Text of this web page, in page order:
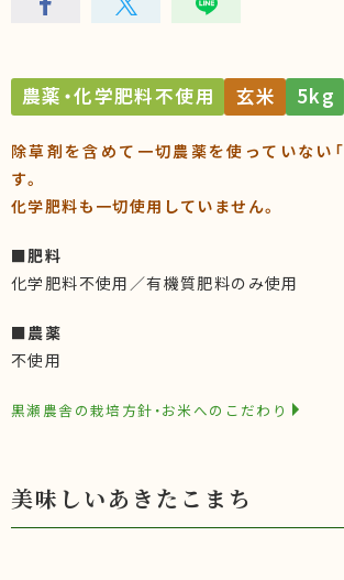
農薬・化学肥料不使用 玄米 5kg
除草剤を含めて一切農薬を使っていない「
す。
化学肥料も一切使用していません。
■肥料
化学肥料不使用／有機質肥料のみ使用
■農薬
不使用
黒瀬農舎の栽培方針・お米へのこだわり
美味しいあきたこまち